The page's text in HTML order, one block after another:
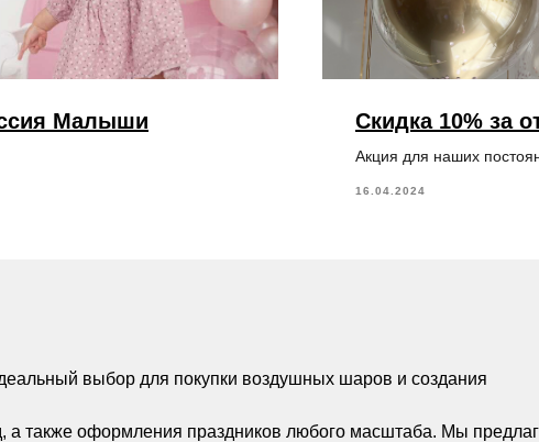
Малыши Скидка 10% за
Акция для наших
16.04.2024
выбор для покупки воздушных шаров и создания
также оформления праздников любого масштаба. Мы